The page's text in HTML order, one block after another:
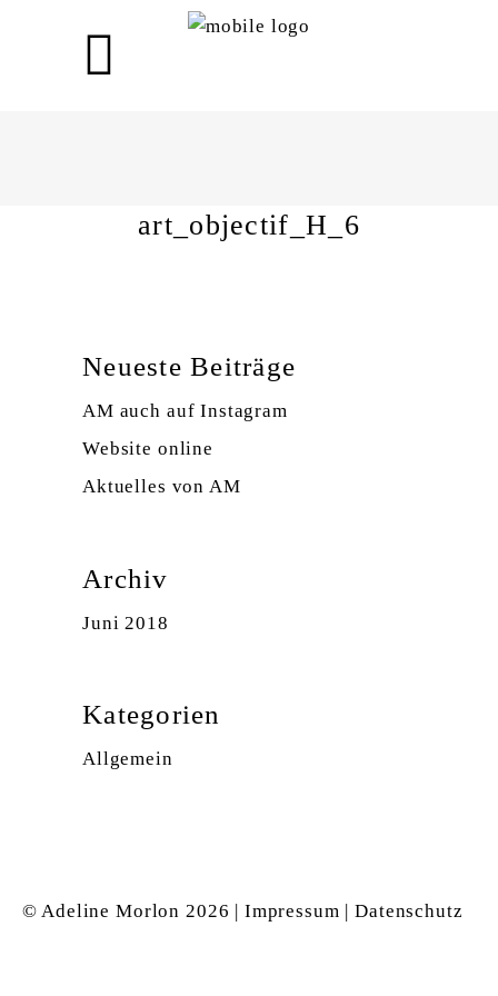
art_objectif_H_6
Neueste Beiträge
AM auch auf Instagram
Website online
Aktuelles von AM
Archiv
Juni 2018
Kategorien
Allgemein
© Adeline Morlon 2026 | Impressum |Datenschutz